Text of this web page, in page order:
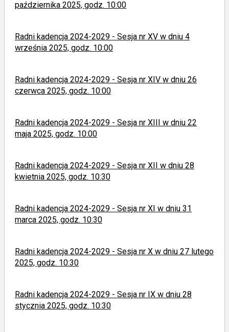
października 2025, godz. 10:00
Radni kadencja 2024-2029 - Sesja nr XV w dniu 4
września 2025, godz. 10:00
Radni kadencja 2024-2029 - Sesja nr XIV w dniu 26
czerwca 2025, godz. 10:00
Radni kadencja 2024-2029 - Sesja nr XIII w dniu 22
maja 2025, godz. 10:00
Radni kadencja 2024-2029 - Sesja nr XII w dniu 28
kwietnia 2025, godz. 10:30
Radni kadencja 2024-2029 - Sesja nr XI w dniu 31
marca 2025, godz. 10:30
Radni kadencja 2024-2029 - Sesja nr X w dniu 27 lutego
2025, godz. 10:30
Radni kadencja 2024-2029 - Sesja nr IX w dniu 28
stycznia 2025, godz. 10:30